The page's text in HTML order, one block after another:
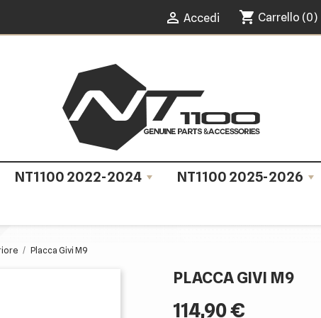
 Accedi shopping_cart Carrello (0)
NT1100 2022-2024 NT1100 2025-2026
Placca Givi M9
PLACCA GIVI M9
114,90 €